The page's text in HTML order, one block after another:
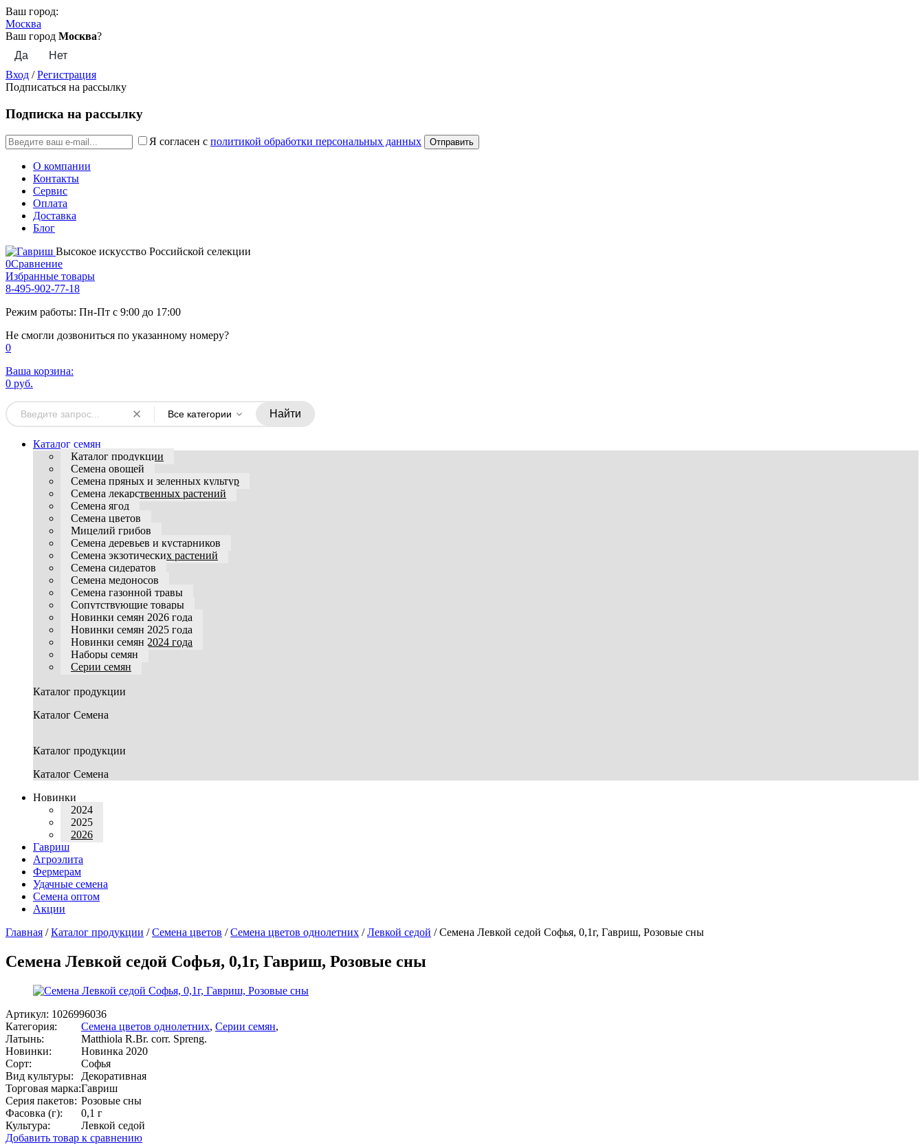
Ваш город:
Москва
Ваш город Москва?
Вход /Регистрация
Подписаться на рассылку
Подписка на рассылку
Я согласен с политикой обработки персональных данных
О компании
Контакты
Сервис
Оплата
Доставка
Блог
Высокое искусство Российской селекции
0Сравнение
Избранные товары
8-495-902-77-18
Режим работы: Пн-Пт с 9:00 до 17:00
Не смогли дозвониться по указанному номеру?
0
Ваша корзина:
0 руб.
Все категории Найти
Каталог семян
Каталог продукции
Семена овощей
Семена пряных и зеленных культур
Семена лекарственных растений
Семена ягод
Семена цветов
Мицелий грибов
Семена деревьев и кустарников
Семена экзотических растений
Семена сидератов
Семена медоносов
Семена газонной травы
Сопутствующие товары
Новинки семян 2026 года
Новинки семян 2025 года
Новинки семян 2024 года
Наборы семян
Серии семян
Каталог продукции
Каталог Семена
Каталог продукции
Каталог Семена
Новинки
2024
2025
2026
Гавриш
Агроэлита
Фермерам
Удачные семена
Семена оптом
Акции
Главная /Каталог продукции /Семена цветов /Семена цветов однолетних /Левкой седой /Семена Левкой седой Софья, 0,1г, Гавриш, Розовые сны
Семена Левкой седой Софья, 0,1г, Гавриш, Розовые сны
Артикул: 1026996036
Категория:
Семена цветов однолетних, Серии семян,
Латынь:
Matthiola R.Br. corr. Spreng.
Новинки:
Новинка 2020
Сорт:
Софья
Вид культуры:
Декоративная
Торговая марка:Гавриш
Серия пакетов: Розовые сны
Фасовка (г):
0,1 г
Культура:
Левкой седой
Добавить товар к сравнению